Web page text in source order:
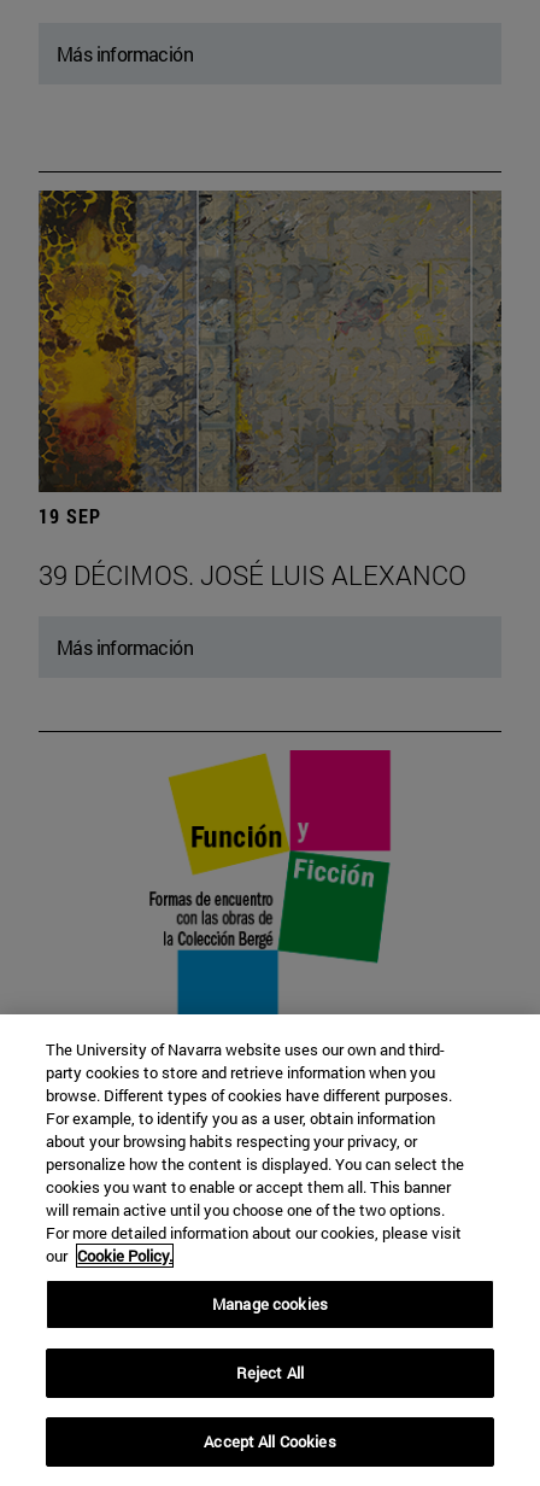
Más información
19 SEP
39 DÉCIMOS. JOSÉ LUIS ALEXANCO
Más información
22 SEP
FUNCIÓN Y FICCIÓN. Varios artistas
Más información
The University of Navarra website uses our own and third-
party cookies to store and retrieve information when you
browse. Different types of cookies have different purposes.
For example, to identify you as a user, obtain information
about your browsing habits respecting your privacy, or
personalize how the content is displayed. You can select the
cookies you want to enable or accept them all. This banner
will remain active until you choose one of the two options.
For more detailed information about our cookies, please visit
our Cookie Policy.
Manage cookies
Reject All
Accept All Cookies